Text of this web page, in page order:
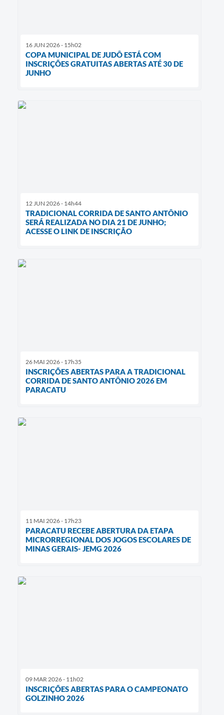
16 JUN 2026 - 15h02
COPA MUNICIPAL DE JUDÔ ESTÁ COM
INSCRIÇÕES GRATUITAS ABERTAS ATÉ 30 DE
JUNHO
12 JUN 2026 - 14h44
TRADICIONAL CORRIDA DE SANTO ANTÔNIO
SERÁ REALIZADA NO DIA 21 DE JUNHO;
ACESSE O LINK DE INSCRIÇÃO
26 MAI 2026 - 17h35
INSCRIÇÕES ABERTAS PARA A TRADICIONAL
CORRIDA DE SANTO ANTÔNIO 2026 EM
PARACATU
11 MAI 2026 - 17h23
PARACATU RECEBE ABERTURA DA ETAPA
MICRORREGIONAL DOS JOGOS ESCOLARES DE
MINAS GERAIS- JEMG 2026
09 MAR 2026 - 11h02
INSCRIÇÕES ABERTAS PARA O CAMPEONATO
GOLZINHO 2026